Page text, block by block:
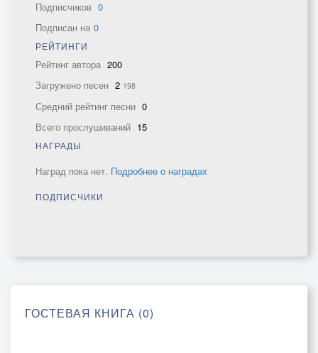
Подписчиков 0
Подписан на 0
РЕЙТИНГИ
Рейтинг автора 200
Загружено песен 2 198
Средний рейтинг песни 0
Всего прослушиваний 15
НАГРАДЫ
Наград пока нет. Подробнее о наградах
ПОДПИСЧИКИ
ГОСТЕВАЯ КНИГА (0)